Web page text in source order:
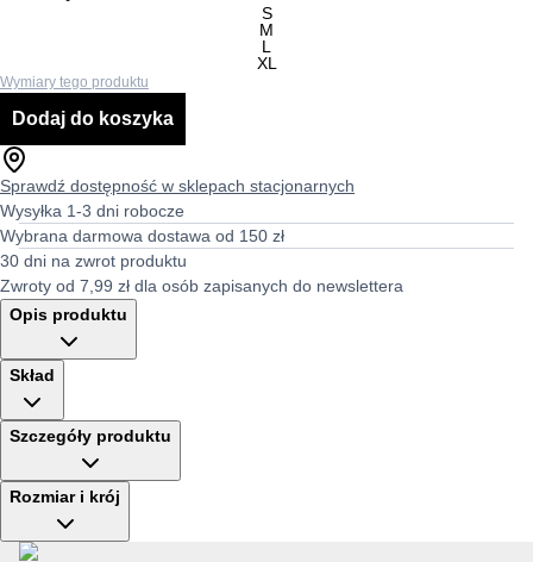
S
M
L
XL
Wymiary tego produktu
Dodaj do koszyka
Sprawdź dostępność w sklepach stacjonarnych
Wysyłka 1-3 dni robocze
Wybrana darmowa dostawa od 150 zł
30 dni na zwrot produktu
Zwroty od 7,99 zł dla osób zapisanych do newslettera
Opis produktu
Skład
Szczegóły produktu
Rozmiar i krój